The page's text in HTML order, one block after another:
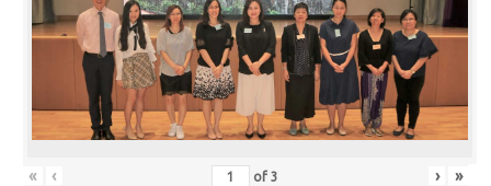
« ‹ of3 › »